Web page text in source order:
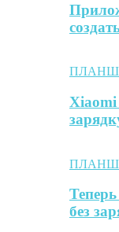
Xiaomi
без